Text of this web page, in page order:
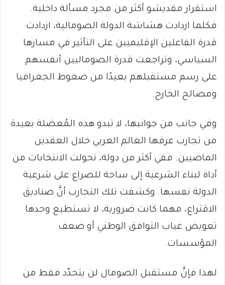
استقرار مقديشو أكثر من مجرد مسألة داخلية.
فكلما ازدادت هشاشة الدولة الصومالية، ازدادت
قدرة الفاعلين الإقليميين على التأثير في مسارها
السياسي، وتراجعت قدرة الصوماليين أنفسهم
على رسم مستقبلهم بعيدًا من ضغوط الجغرافيا
ومصالح الخارج.
وفي جانب من جوانبها، لا تبدو هذه المُعضلة بعيدة
من تجارب عرفها العالم العربي خلال العقدين
الماضيين. ففي أكثر من دولة، تحولت الانتخابات من
أداة لبناء الشرعية إلى ساحة للصراع على شرعية
الدولة نفسها. وكشفت تلك التجارب أنَّ صناديق
الاقتراع، مهما كانت ضرورية، لا تستطيع وحدها
تعويض غياب التوافق الوطني أو ضعف
المؤسسات.
لهذا فإنَّ مستقبل الصومال لن يتحدّد فقط من